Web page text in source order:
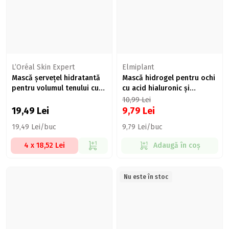
L’Oréal Skin Expert
Mască șervețel hidratantă
pentru volumul tenului cu
Specialist,30g
19,49 Lei
19,49 Lei/buc
4 x 18,52 Lei
Elmiplant
Mască hidrogel pentru ochi
cu acid hialuronic și
proteine aurii, Hyaluronic
Gold
10,99Lei
9,79 Lei
9,79 Lei/buc
Adaugă în coș
Nu este în stoc